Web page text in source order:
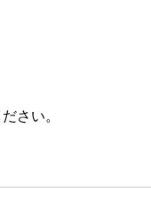
さい。